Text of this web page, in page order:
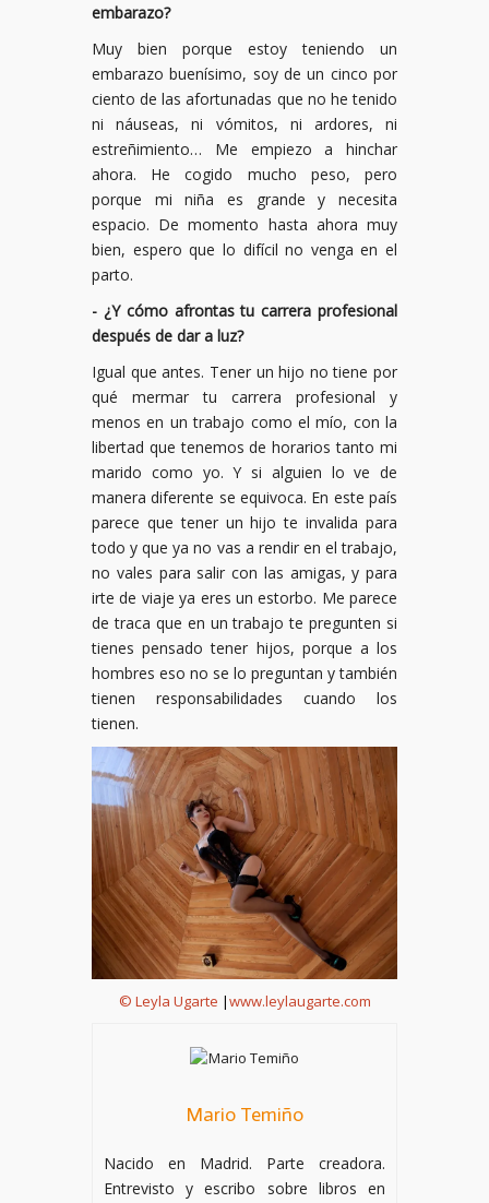
embarazo?
Muy bien porque estoy teniendo un
embarazo buenísimo, soy de un cinco por
ciento de las afortunadas que no he tenido
ni náuseas, ni vómitos, ni ardores, ni
estreñimiento… Me empiezo a hinchar
ahora. He cogido mucho peso, pero
porque mi niña es grande y necesita
espacio. De momento hasta ahora muy
bien, espero que lo difícil no venga en el
parto.
- ¿Y cómo afrontas tu carrera profesional
después de dar a luz?
Igual que antes. Tener un hijo no tiene por
qué mermar tu carrera profesional y
menos en un trabajo como el mío, con la
libertad que tenemos de horarios tanto mi
marido como yo. Y si alguien lo ve de
manera diferente se equivoca. En este país
parece que tener un hijo te invalida para
todo y que ya no vas a rendir en el trabajo,
no vales para salir con las amigas, y para
irte de viaje ya eres un estorbo. Me parece
de traca que en un trabajo te pregunten si
tienes pensado tener hijos, porque a los
hombres eso no se lo preguntan y también
tienen responsabilidades cuando los
tienen.
© Leyla Ugarte |www.leylaugarte.com
Mario Temiño
Nacido en Madrid. Parte creadora.
Entrevisto y escribo sobre libros en